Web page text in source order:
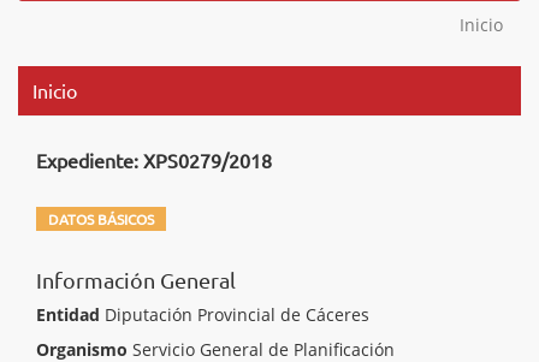
Inicio
Inicio
Expediente: XPS0279/2018
DATOS BÁSICOS
Información General
Entidad Diputación Provincial de Cáceres
Organismo Servicio General de Planificación